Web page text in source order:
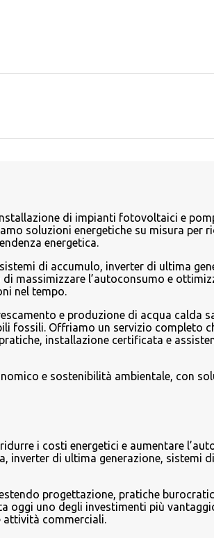
di impianti fotovoltaici e
soluzioni energetiche su misura per
energetica.
di accumulo, inverter di ultima
massimizzare l’autoconsumo e
nel tempo.
e produzione di acqua calda
fossili. Offriamo un servizio completo
installazione certificata e
e sostenibilità ambientale, con
i costi energetici e aumentare
inverter di ultima generazione, sistemi di
progettazione, pratiche
oggi uno degli investimenti più
attività commerciali.